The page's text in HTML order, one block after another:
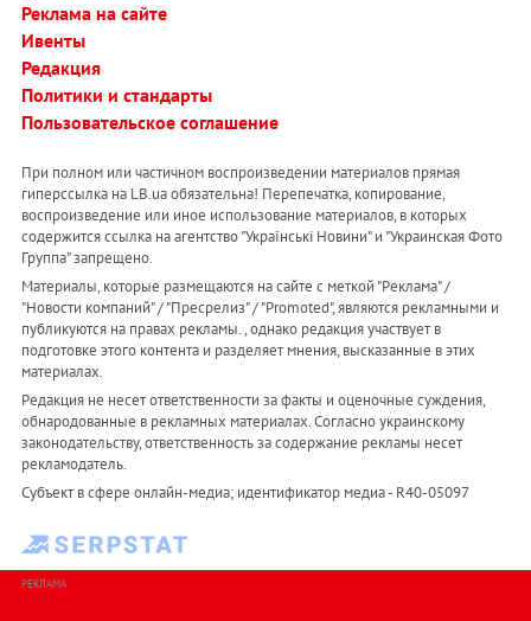
Реклама на сайте
Ивенты
Редакция
Политики и стандарты
Пользовательское соглашение
При полном или частичном воспроизведении материалов прямая
гиперссылка на LB.ua обязательна! Перепечатка, копирование,
воспроизведение или иное использование материалов, в которых
содержится ссылка на агентство "Українськi Новини" и "Украинская Фото
Группа" запрещено.
Материалы, которые размещаются на сайте с меткой "Реклама" /
"Новости компаний" / "Пресрелиз" / "Promoted", являются рекламными и
публикуются на правах рекламы. , однако редакция участвует в
подготовке этого контента и разделяет мнения, высказанные в этих
материалах.
Редакция не несет ответственности за факты и оценочные суждения,
обнародованные в рекламных материалах. Согласно украинскому
законодательству, ответственность за содержание рекламы несет
рекламодатель.
Субъект в сфере онлайн-медиа; идентификатор медиа - R40-05097
РЕКЛАМА